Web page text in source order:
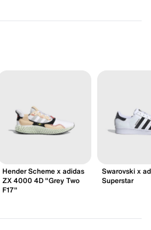
Hender Scheme x adidas
ZX 4000 4D "Grey Two
F17"
Swarovski x
Superstar